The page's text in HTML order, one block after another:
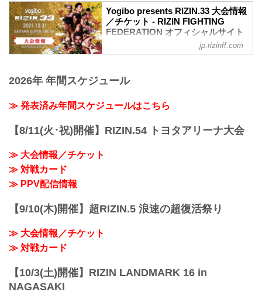
12月31日（金）さいたまスーパーアリー
ナで開催されるYogibo presents RIZIN.33
の出場選手たちによる公開練習を、
17LIVEで生配信することが決定したぞ！
公開練習の様子はRIZIN FF 公式アカウン
行われる予定だ！選手へ質疑の際に、ラ
イブ配信中に寄せられたコメントを選手
大会を間近に控えた選手たちの練習風
チェックしよう！
Yogibo presents RIZIN.33 大会情報
／チケット - RIZIN FIGHTING
FEDERATION オフィシャルサイト
日時
開始
22:30～23:00
※試合内容、イベント進行によって終了
宮線・高崎線）「さいたま新都心」駅か
ら徒歩3分
jp.rizinff.com
2026年 年間スケジュール
≫ 発表済み年間スケジュールはこちら
【8/11(火･祝)開催】RIZIN.54 トヨタアリーナ大会
≫ 大会情報／チケット
≫ 対戦カード
≫ PPV配信情報
【9/10(木)開催】超RIZIN.5 浪速の超復活祭り
≫ 大会情報／チケット
≫ 対戦カード
【10/3(土)開催】RIZIN LANDMARK 16 in
NAGASAKI